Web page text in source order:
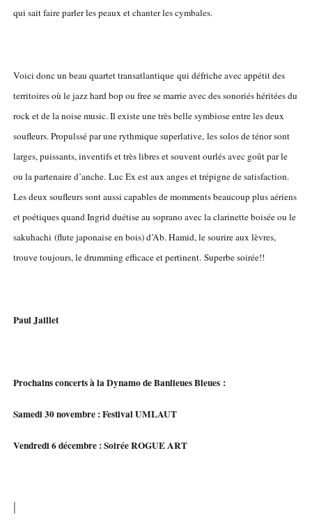
qui sait faire parler les peaux et chanter les cymbales.
Voici donc un beau quartet transatlantique qui défriche avec appétit des
territoires où le jazz hard bop ou free se marrie avec des sonoriés héritées du
rock et de la noise music. Il existe une très belle symbiose entre les deux
soufleurs. Propulssé par une rythmique superlative, les solos de ténor sont
larges, puissants, inventifs et très libres et souvent ourlés avec goût par le
ou la partenaire d’anche. Luc Ex est aux anges et trépigne de satisfaction.
Les deux soufleurs sont aussi capables de momments beaucoup plus aériens
et poétiques quand Ingrid duétise au soprano avec la clarinette boisée ou le
sakuhachi (flute japonaise en bois) d’Ab. Hamid, le sourire aux lèvres,
trouve toujours, le drumming efficace et pertinent. Superbe soirée!!
Paul Jaillet
Prochains concerts à la Dynamo de Banlieues Bleues :
Samedi 30 novembre : Festival UMLAUT
Vendredi 6 décembre : Soirée ROGUE ART